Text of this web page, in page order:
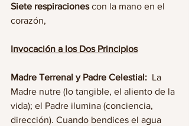
Siete respiraciones con la mano en el
corazón,
Invocación a los Dos Principios
Madre Terrenal y Padre Celestial: La
Madre nutre (lo tangible, el aliento de la
vida); el Padre ilumina (conciencia,
dirección). Cuando bendices el agua